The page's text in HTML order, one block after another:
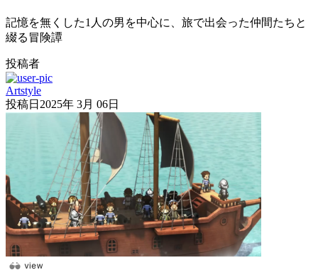
記憶を無くした1人の男を中心に、旅で出会った仲間たちと
綴る冒険譚
投稿者
Artstyle
投稿日 2025年 3月 06日